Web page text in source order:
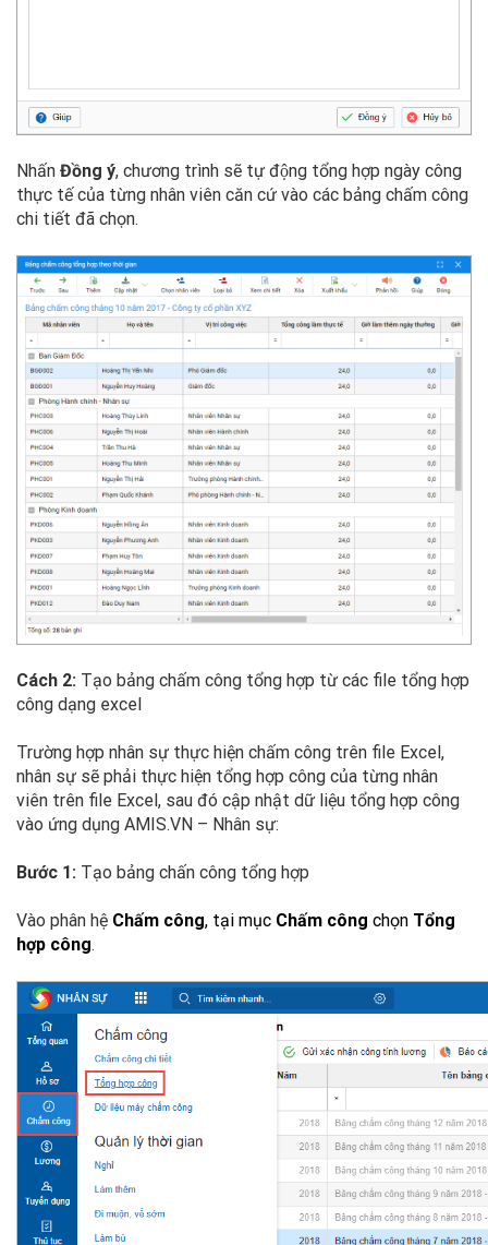
Nhấn Đồng ý, chương trình sẽ tự động tổng hợp ngày công
thực tế của từng nhân viên căn cứ vào các bảng chấm công
chi tiết đã chọn.
Cách 2: Tạo bảng chấm công tổng hợp từ các file tổng hợp
công dạng excel
Trường hợp nhân sự thực hiện chấm công trên file Excel,
nhân sự sẽ phải thực hiện tổng hợp công của từng nhân
viên trên file Excel, sau đó cập nhật dữ liệu tổng hợp công
vào ứng dụng AMIS.VN – Nhân sự:
Bước 1: Tạo bảng chấn công tổng hợp
Vào phân hệ Chấm công, tại mục Chấm công chọn Tổng
hợp công.